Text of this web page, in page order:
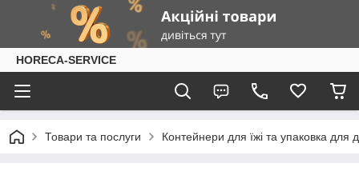
HORECA-SERVICE
Товари та послуги Контейнери для їжі та упаковка для